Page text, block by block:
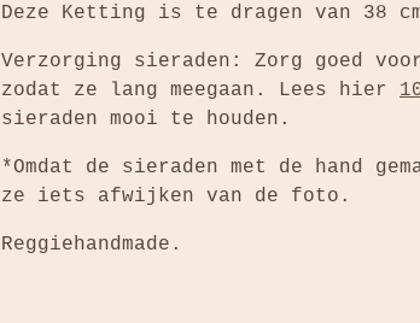
Deze Ketting is te dragen van 38
Verzorging sieraden: Zorg goed
zodat ze lang meegaan. Lees hier
sieraden mooi te houden.
*Omdat de sieraden met de hand
ze iets afwijken van de foto.
Reggiehandmade.